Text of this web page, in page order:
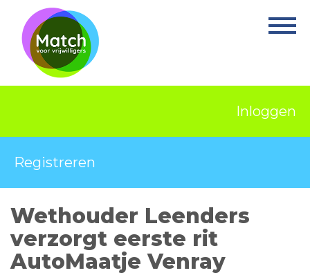
Home
Activiteiten
Projecten
Over Match
Vrijwilligerswerk
Ervaringsplek
Inloggen
Registreren
Wethouder Leenders
verzorgt eerste rit
AutoMaatje Venray